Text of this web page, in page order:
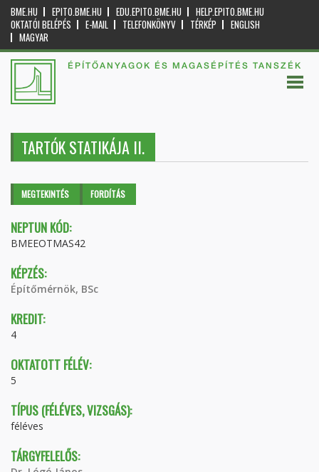
BME.HU EPITO.BME.HU EDU.EPITO.BME.HU
HELP.EPITO.BME.HU
OKTATÓI BELÉPÉS
E-MAIL TELEFONKÖNYV TÉRKÉP
ENGLISH
MAGYAR
ÉPÍTŐANYAGOK ÉS MAGASÉPÍTÉS TANSZÉK
TARTÓK STATIKÁJA II.
Elsődleges fülek
MEGTEKINTÉS (AKTÍVFORDÍTÁS
NEPTUN KÓD:
BMEEOTMAS42
KÉPZÉS:
Építőmérnök, BSc
KREDIT:
4
OKTATOTT FÉLÉV:
5
TÍPUS (FÉLÉVES, VIZSGÁS):
féléves
TÁRGYFELELŐS: